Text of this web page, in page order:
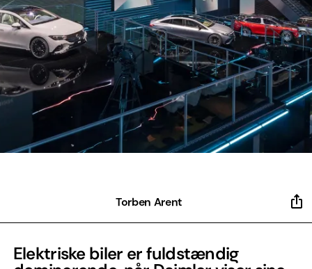
Torben Arent
Elektriske biler er fuldstændig